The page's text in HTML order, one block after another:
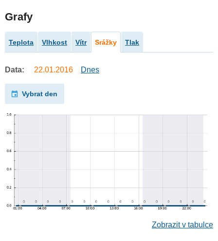
Grafy
Teplota Vlhkost Vítr Srážky Tlak
Data: 22.01.2016 Dnes
Vybrat den
Zobrazit v tabulce